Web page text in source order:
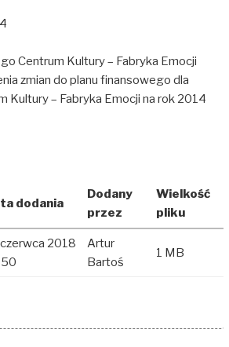
Centrum Kultury – Fabryka Emocji
zmian do planu finansowego dla
Kultury – Fabryka Emocji na rok 2014
dodania
Dodany
przez
Wielkość
pliku
2018
Artur
Bartoś
1 MB